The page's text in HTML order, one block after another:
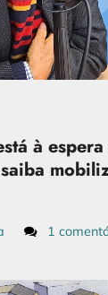
à
1